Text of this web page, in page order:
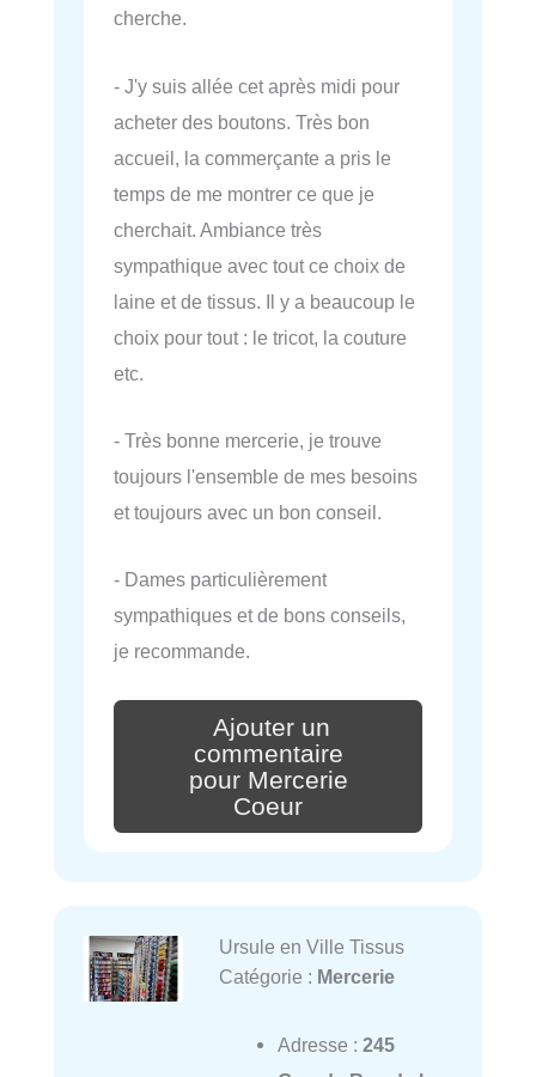
cherche.
- J'y suis allée cet après midi pour
acheter des boutons. Très bon
accueil, la commerçante a pris le
temps de me montrer ce que je
cherchait. Ambiance très
sympathique avec tout ce choix de
laine et de tissus. Il y a beaucoup le
choix pour tout : le tricot, la couture
etc.
- Très bonne mercerie, je trouve
toujours l'ensemble de mes besoins
et toujours avec un bon conseil.
- Dames particulièrement
sympathiques et de bons conseils,
je recommande.
Ajouter un
commentaire
pour Mercerie
Coeur
Ursule en Ville Tissus
Catégorie : Mercerie
Adresse : 245